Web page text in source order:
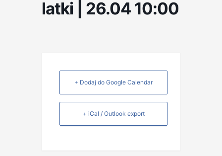
latki | 26.04 10:00
+ Dodaj do Google Calendar
+ iCal / Outlook export